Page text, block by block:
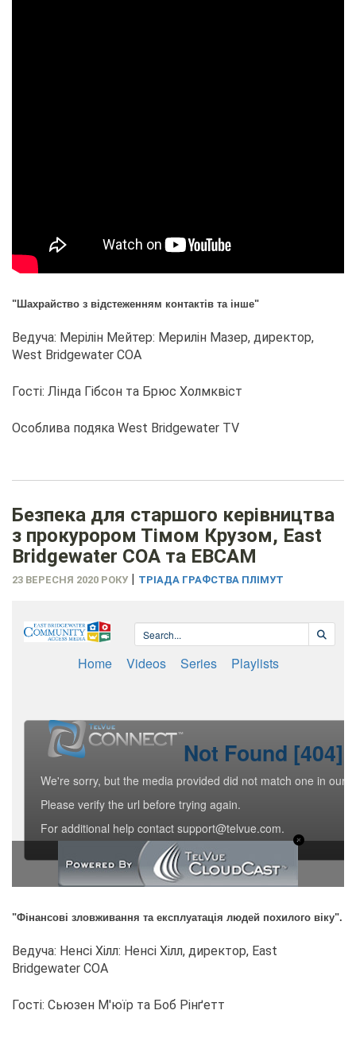
"Шахрайство з відстеженням контактів та інше"
Ведуча: Мерілін Мейтер: Мерилін Мазер, директор,
West Bridgewater COA
Гості: Лінда Гібсон та Брюс Холмквіст
Особлива подяка West Bridgewater TV
Безпека для старшого керівництва
з прокурором Тімом Крузом, East
Bridgewater COA та EBCAM
23 ВЕРЕСНЯ 2020 РОКУ ТРІАДА ГРАФСТВА ПЛІМУТ
"Фінансові зловживання та експлуатація людей похилого віку".
Ведуча: Ненсі Хілл: Ненсі Хілл, директор, East
Bridgewater COA
Гості: Сьюзен М'юїр та Боб Рінґетт